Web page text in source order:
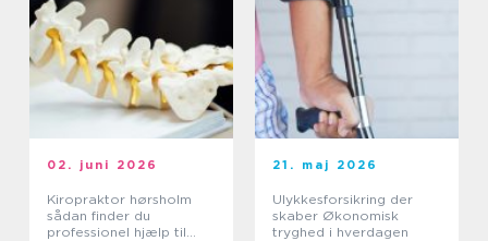
02. juni 2026
Kiropraktor hørsholm
sådan finder du
professionel hjælp til
21. maj 2026
Ulykkesforsikring der
skaber Økonomisk
tryghed i hverdagen